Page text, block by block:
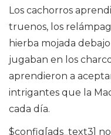
Los cachorros
truenos, los
hierba mojada
jugaban en los
aprendieron a
intrigantes que la
cada día.
$config[ads_text3]